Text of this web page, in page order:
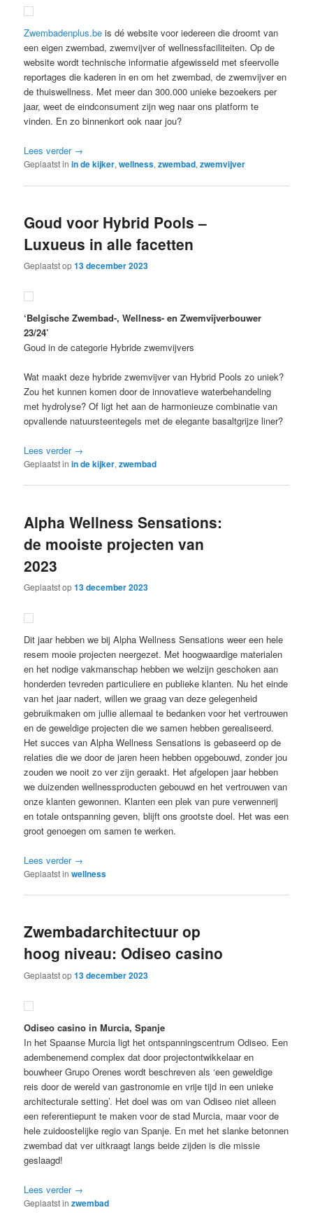
Zwembadenplus.be is dé website voor iedereen die droomt van
een eigen zwembad, zwemvijver of wellnessfaciliteiten. Op de
website wordt technische informatie afgewisseld met sfeervolle
reportages die kaderen in en om het zwembad, de zwemvijver en
de thuiswellness. Met meer dan 300.000 unieke bezoekers per
jaar, weet de eindconsument zijn weg naar ons platform te
vinden. En zo binnenkort ook naar jou?
Lees verder →
Geplaatst in in de kijker,wellness,zwembad,zwemvijver
Goud voor Hybrid Pools –
Luxueus in alle facetten
Geplaatst op13 december 2023
‘Belgische Zwembad-, Wellness- en Zwemvijverbouwer
23/24’
Goud in de categorie Hybride zwemvijvers
Wat maakt deze hybride zwemvijver van Hybrid Pools zo uniek?
Zou het kunnen komen door de innovatieve waterbehandeling
met hydrolyse? Of ligt het aan de harmonieuze combinatie van
opvallende natuursteentegels met de elegante basaltgrijze liner?
Lees verder →
Geplaatst in in de kijker,zwembad
Alpha Wellness Sensations:
de mooiste projecten van
2023
Geplaatst op13 december 2023
Dit jaar hebben we bij Alpha Wellness Sensations weer een hele
resem mooie projecten neergezet. Met hoogwaardige materialen
en het nodige vakmanschap hebben we welzijn geschoken aan
honderden tevreden particuliere en publieke klanten. Nu het einde
van het jaar nadert, willen we graag van deze gelegenheid
gebruikmaken om jullie allemaal te bedanken voor het vertrouwen
en de geweldige projecten die we samen hebben gerealiseerd.
Het succes van Alpha Wellness Sensations is gebaseerd op de
relaties die we door de jaren heen hebben opgebouwd, zonder jou
zouden we nooit zo ver zijn geraakt. Het afgelopen jaar hebben
we duizenden wellnessproducten gebouwd en het vertrouwen van
onze klanten gewonnen. Klanten een plek van pure verwennerij
en totale ontspanning geven, blijft ons grootste doel. Het was een
groot genoegen om samen te werken.
Lees verder →
Geplaatst in wellness
Zwembadarchitectuur op
hoog niveau: Odiseo casino
Geplaatst op13 december 2023
Odiseo casino in Murcia, Spanje
In het Spaanse Murcia ligt het ontspanningscentrum Odiseo. Een
adembenemend complex dat door projectontwikkelaar en
bouwheer Grupo Orenes wordt beschreven als ‘een geweldige
reis door de wereld van gastronomie en vrije tijd in een unieke
architecturale setting’. Het doel was om van Odiseo niet alleen
een referentiepunt te maken voor de stad Murcia, maar voor de
hele zuidoostelijke regio van Spanje. En met het slanke betonnen
zwembad dat ver uitkraagt langs beide zijden is die missie
geslaagd!
Lees verder →
Geplaatst in zwembad